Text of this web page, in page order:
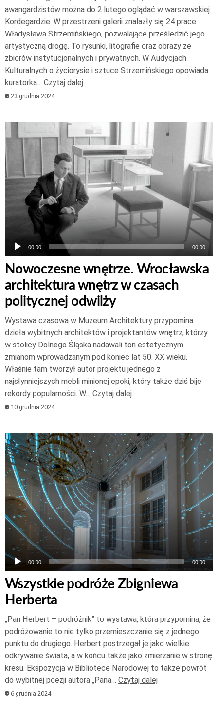
awangardzistów można do 2 lutego oglądać w warszawskiej
Kordegardzie. W przestrzeni galerii znalazły się 24 prace
Władysława Strzemińskiego, pozwalające prześledzić jego
artystyczną drogę. To rysunki, litografie oraz obrazy ze
zbiorów instytucjonalnych i prywatnych. W Audycjach
Kulturalnych o życiorysie i sztuce Strzemińskiego opowiada
kuratorka… Czytaj dalej
23 grudnia 2024
Odtwarzacz
plików
dźwiękowych
00:00 00:00
Nowoczesne wnętrze. Wrocławska
architektura wnętrz w czasach
politycznej odwilży
Wystawa czasowa w Muzeum Architektury przypomina
dzieła wybitnych architektów i projektantów wnętrz, którzy
w stolicy Dolnego Śląska nadawali ton estetycznym
zmianom wprowadzanym pod koniec lat 50. XX wieku.
Właśnie tam tworzył autor projektu jednego z
najsłynniejszych mebli minionej epoki, który także dziś bije
rekordy popularności. W… Czytaj dalej
10 grudnia 2024
Odtwarzacz
plików
dźwiękowych
00:00 00:00
Wszystkie podróże Zbigniewa
Herberta
„Pan Herbert – podróżnik” to wystawa, która przypomina, że
podróżowanie to nie tylko przemieszczanie się z jednego
punktu do drugiego. Herbert postrzegał je jako wielkie
odkrywanie świata, a w końcu także jako zmierzanie w stronę
kresu. Ekspozycja w Bibliotece Narodowej to także powrót
do wybitnej poezji autora „Pana… Czytaj dalej
6 grudnia 2024